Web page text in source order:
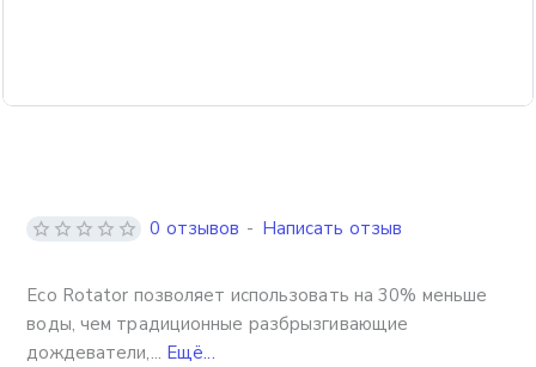
Eco Rotator позволяет использовать на 30% меньше
воды, чем традиционные разбрызгивающие
дождеватели,... Ещё...
0 отзывов - Написать отзыв